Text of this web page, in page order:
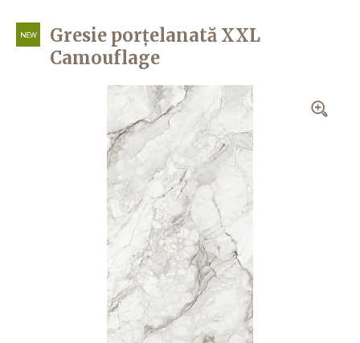
NEW
Gresie porțelanată XXL
Camouflage